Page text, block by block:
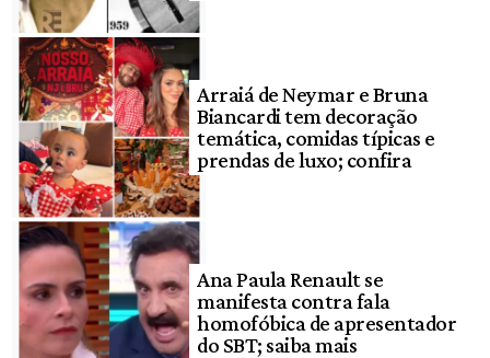
Arraiá de Neymar e Bruna
Biancardi tem decoração
temática, comidas típicas e
prendas de luxo; confira
Ana Paula Renault se
manifesta contra fala
homofóbica de apresentador
do SBT; saiba mais